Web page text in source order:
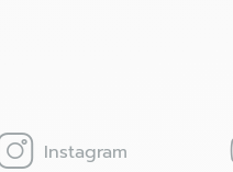
Instagram